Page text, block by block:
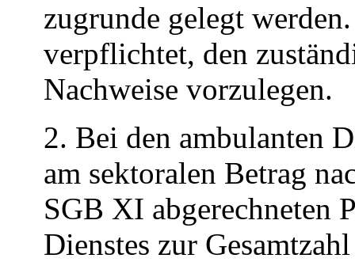
zugrunde gelegt
verpflichtet, den
Nachweise vorzulegen.
2. Bei den ambulanten
am sektoralen Betrag
SGB XI abgerechneten
Dienstes zur